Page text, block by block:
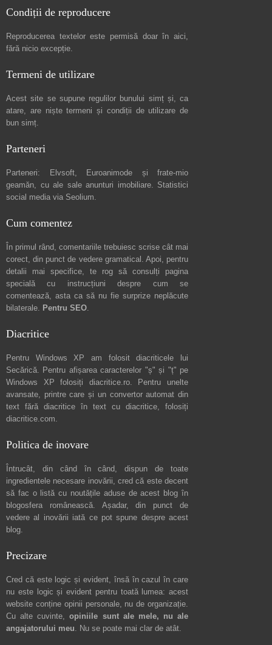
Condiții de reproducere
Reproducerea textelor este permisă doar în aici,
fără nicio excepție.
Termeni de utilizare
Acest site se supune regulilor bunului simț și, ca
atare, are niștetermeni și condiții de utilizare de
bun simț.
Parteneri
Parteneri: Elvsoft, Euroanimode și frate-mio
geamăn, cu ale sale anunturi imobiliare. Statistici
social media via Seolium.
Cum comentez
În primul rând, comentariile trebuiesc scrise cât mai
corect, din punct de vedere gramatical. Apoi, pentru
detalii mai specifice, te rog să consulți pagina
specială cu instrucțiuni despre cum se
comentează, asta ca să nu fie surprize neplăcute
bilaterale. Pentru SEO.
Diacritice
Pentru Windows XP am folosit diacriticele lui
Secărică. Pentru afișarea caracterelor "ș" și "ț" pe
Windows XP folosiți diacritice.ro. Pentru unelte
avansate, printre care și un convertor automat din
text fără diacritice în text cu diacritice, folosiți
diacritice.com.
Politica de inovare
Întrucât, din când în când, dispun de toate
ingredientele necesare inovării, cred că este decent
să fac o listă cu noutățile aduse de acest blog în
blogosfera românească. Așadar, din punct de
vedere al inovării iată ce pot spune despre acest
blog.
Precizare
Cred că este logic și evident, însă în cazul în care
nu este logic și evident pentru toată lumea: acest
website conține opinii personale, nu de organizație.
Cu alte cuvinte,opiniile sunt ale mele, nu ale
angajatorului meu. Nu se poate mai clar de atât.